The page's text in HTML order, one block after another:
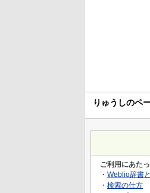
りゅうしのペ
ご利用にあた
・ Weblio辞書
・ 検索の仕方